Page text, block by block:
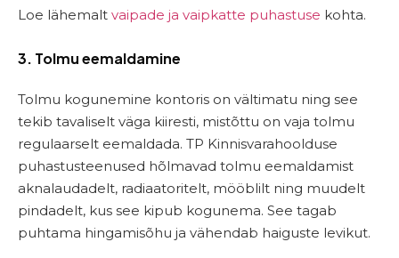
Loe lähemalt vaipade ja vaipkatte puhastuse kohta.
3. Tolmu eemaldamine
Tolmu kogunemine kontoris on vältimatu ning see
tekib tavaliselt väga kiiresti, mistõttu on vaja tolmu
regulaarselt eemaldada. TP Kinnisvarahoolduse
puhastusteenused hõlmavad tolmu eemaldamist
aknalaudadelt, radiaatoritelt, mööblilt ning muudelt
pindadelt, kus see kipub kogunema. See tagab
puhtama hingamisõhu ja vähendab haiguste levikut.